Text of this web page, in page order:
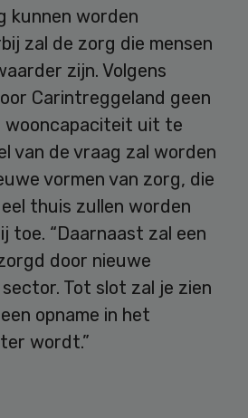
kunnen worden
zal de zorg die mensen
zijn. Volgens
Carintreggeland geen
wooncapaciteit uit te
van de vraag zal worden
vormen van zorg, die
thuis zullen worden
toe. “Daarnaast zal een
door nieuwe
Tot slot zal je zien
opname in het
wordt.”